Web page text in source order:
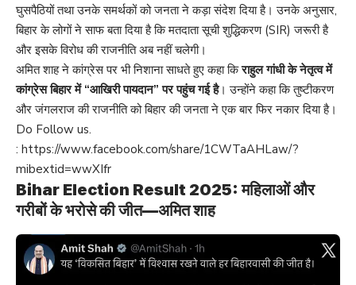
घुसपैठियों तथा उनके समर्थकों को जनता ने कड़ा संदेश दिया है। उनके अनुसार,
बिहार के लोगों ने साफ बता दिया है कि मतदाता सूची शुद्धिकरण (SIR) जरूरी है
और इसके विरोध की राजनीति अब नहीं चलेगी।
अमित शाह ने कांग्रेस पर भी निशाना साधते हुए कहा किराहुल गांधी के नेतृत्व में
कांग्रेस बिहार में “आखिरी पायदान” पर पहुंच गई है। उन्होंने कहा कि तुष्टीकरण
और जंगलराज की राजनीति को बिहार की जनता ने एक बार फिर नकार दिया है।
Do Follow us.
: https://www.facebook.com/share/1CWTaAHLaw/?
mibextid=wwXIfr
Bihar Election Result 2025: महिलाओं और
गरीबों के भरोसे की जीत—अमित शाह